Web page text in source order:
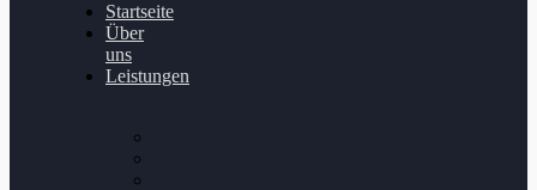
Startseite
Über
uns
Leistungen